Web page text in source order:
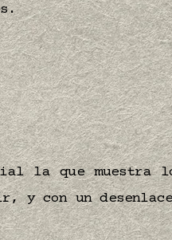
la que muestra
y con un